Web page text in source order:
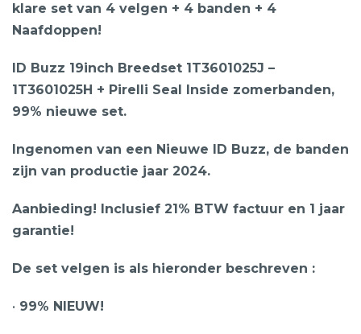
klare set van 4 velgen + 4 banden + 4
Naafdoppen!
ID Buzz 19inch Breedset 1T3601025J –
1T3601025H + Pirelli Seal Inside zomerbanden,
99% nieuwe set.
Ingenomen van een Nieuwe ID Buzz, de banden
zijn van productie jaar 2024.
Aanbieding! Inclusief 21% BTW factuur en 1 jaar
garantie!
De set velgen is als hieronder beschreven :
• 99% NIEUW!